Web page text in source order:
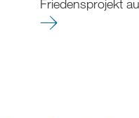
Friedensprojekt